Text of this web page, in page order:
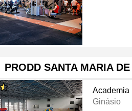
PRODD SANTA MARIA
Academia
Ginásio